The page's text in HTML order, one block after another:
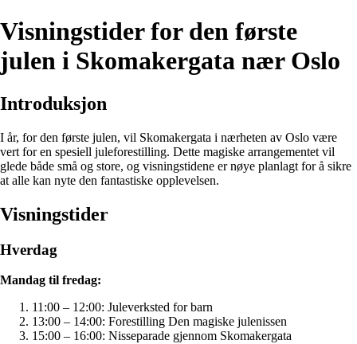
Visningstider for den første
julen i Skomakergata nær Oslo
Introduksjon
I år, for den første julen, vil Skomakergata i nærheten av Oslo være
vert for en spesiell juleforestilling. Dette magiske arrangementet vil
glede både små og store, og visningstidene er nøye planlagt for å sikre
at alle kan nyte den fantastiske opplevelsen.
Visningstider
Hverdag
Mandag til fredag:
11:00 – 12:00: Juleverksted for barn
13:00 – 14:00: Forestilling Den magiske julenissen
15:00 – 16:00: Nisseparade gjennom Skomakergata